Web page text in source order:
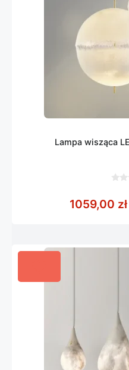
Lampa wisząca
5
1059,00 zł